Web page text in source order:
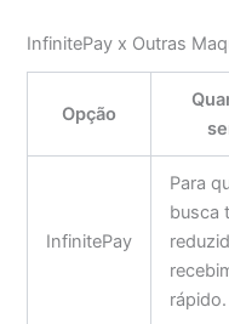
InfinitePay x Outras
Opção
InfinitePay
Para
busca
rápido.